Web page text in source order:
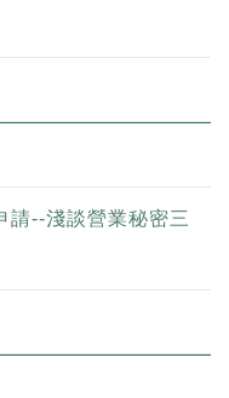
請--淺談營業秘密三